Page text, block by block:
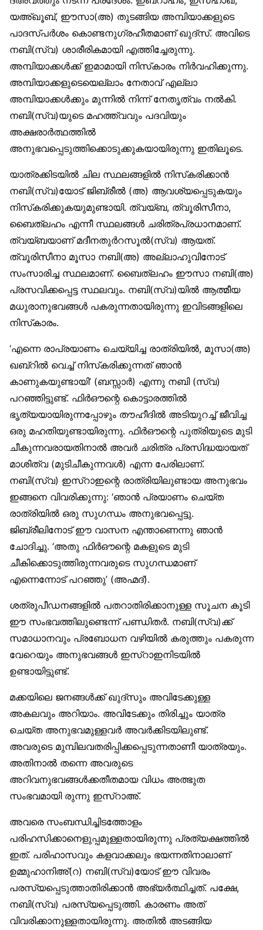
യഅ്ഖൂബ്, ഈസാ(അ) തുടങ്ങിയ അമ്പിയാക്കളുടെ
പാദസ്പർശം കൊണ്ടനുഗ്രഹീതമാണ് ഖുദ്‌സ്. അവിടെ
നബി(സ്വ) ശാരീരികമായി എത്തിച്ചേരുന്നു.
അമ്പിയാക്കൾക്ക് ഇമാമായി നിസ്‌കാരം നിർവഹിക്കുന്നു.
അമ്പിയാക്കളുടെയെല്ലാം നേതാവ് എല്ലാ
അമ്പിയാക്കൾക്കും മുന്നിൽ നിന്ന് നേതൃത്വം നൽകി.
നബി(സ്വ)യുടെ മഹത്ത്വവും പദവിയും
അക്ഷരാർത്ഥത്തിൽ
അനുഭവപ്പെടുത്തിക്കൊടുക്കുകയായിരുന്നു ഇതിലൂടെ.
യാത്രക്കിടയിൽ ചില സ്ഥലങ്ങളിൽ നിസ്‌കരിക്കാൻ
നബി(സ്വ)യോട് ജിബ്‌രീൽ (അ) ആവശ്യപ്പെടുകയും
നിസ്‌കരിക്കുകയുമുണ്ടായി. ത്വയ്ബ, ത്വൂരിസീനാ,
ബൈത്‌ലഹം എന്നീ സ്ഥലങ്ങൾ ചരിത്രപ്രധാനമാണ്.
ത്വയ്ബയാണ് മദീനതുർറസൂൽ(സ്വ) ആയത്.
ത്വൂരിസീനാ മൂസാ നബി(അ) അല്ലാഹുവിനോട്
സംസാരിച്ച സ്ഥലമാണ്. ബൈത്‌ലഹം ഈസാ നബി(അ)
പ്രസവിക്കപ്പെട്ട സ്ഥലവും. നബി(സ്വ)യിൽ ആത്മീയ
മധുരാനുഭവങ്ങൾ പകരുന്നതായിരുന്നു ഇവിടങ്ങളിലെ
നിസ്‌കാരം.
‘എന്നെ രാപ്രയാണം ചെയ്യിച്ച രാത്രിയിൽ, മൂസാ(അ)
ഖബ്‌റിൽ വെച്ച് നിസ്‌കരിക്കുന്നത് ഞാൻ
കാണുകയുണ്ടായി’ (ബസ്സാർ) എന്നു നബി (സ്വ)
പറഞ്ഞിട്ടുണ്ട്. ഫിർഔന്റെ കൊട്ടാരത്തിൽ
ഭൃത്യയായിരുന്നപ്പോഴും തൗഹീദിൽ അടിയുറച്ച് ജീവിച്ച
ഒരു മഹതിയുണ്ടായിരുന്നു. ഫിർഔന്റെ പുത്രിയുടെ മുടി
ചീകുന്നവരായതിനാൽ അവർ ചരിത്ര പ്രസിദ്ധയായത്
മാശിത്വ (മുടിചീകുന്നവൾ) എന്ന പേരിലാണ്.
നബി(സ്വ) ഇസ്‌റാഇന്റെ രാത്രിയിലുണ്ടായ അനുഭവം
ഇങ്ങനെ വിവരിക്കുന്നു: ‘ഞാൻ പ്രയാണം ചെയ്ത
രാത്രിയിൽ ഒരു സുഗന്ധം അനുഭവപ്പെട്ടു.
ജിബ്‌രീലിനോട് ഈ വാസന എന്താണെന്നു ഞാൻ
ചോദിച്ചു. ‘അതു ഫിർഔന്റെ മകളുടെ മുടി
ചീകിക്കൊടുത്തിരുന്നവരുടെ സുഗന്ധമാണ്
എന്നെന്നോട് പറഞ്ഞു’ (അഹ്മദ്).
ശത്രുപീഡനങ്ങളിൽ പതറാതിരിക്കാനുള്ള സൂചന കൂടി
ഈ സംഭവത്തിലുണ്ടെന്ന് പണ്ഡിതർ. നബി(സ്വ)ക്ക്
സമാധാനവും പ്രബോധന വഴിയിൽ കരുത്തും പകരുന്ന
വേറെയും അനുഭവങ്ങൾ ഇസ്‌റാഇനിടയിൽ
ഉണ്ടായിട്ടുണ്ട്.
മക്കയിലെ ജനങ്ങൾക്ക് ഖുദ്‌സും അവിടേക്കുള്ള
അകലവും അറിയാം. അവിടേക്കും തിരിച്ചും യാത്ര
ചെയ്ത അനുഭവമുള്ളവർ അവർക്കിടയിലുണ്ട്.
അവരുടെ മുമ്പിലവതരിപ്പിക്കപ്പെടുന്നതാണീ യാത്രയും.
അതിനാൽ തന്നെ അവരുടെ
അറിവനുഭവങ്ങൾക്കതീതമായ വിധം അത്ഭുത
സംഭവമായി രുന്നു ഇസ്‌റാഅ്.
അവരെ സംബന്ധിച്ചിടത്തോളം
പരിഹസിക്കാനെളുപ്പമുള്ളതായിരുന്നു പ്രത്യക്ഷത്തിൽ
ഇത്. പരിഹാസവും കളവാക്കലും ഭയന്നതിനാലാണ്
ഉമ്മുഹാനിഅ്(റ) നബി(സ്വ)യോട് ഈ വിവരം
പരസ്യപ്പെടുത്താതിരിക്കാൻ അഭ്യർത്ഥിച്ചത്. പക്ഷേ,
നബി(സ്വ) പരസ്യപ്പെടുത്തി. കാരണം അത്
വിവരിക്കാനുള്ളതായിരുന്നു. അതിൽ അടങ്ങിയ